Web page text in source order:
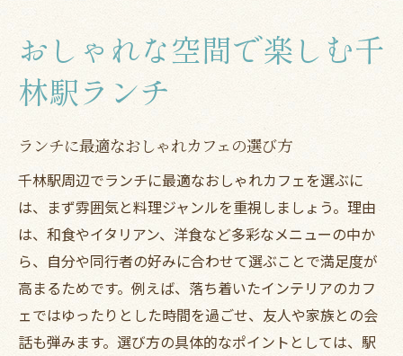
おしゃれな空間で楽しむ千
林駅ランチ
ランチに最適なおしゃれカフェの選び方
千林駅周辺でランチに最適なおしゃれカフェを選ぶに
は、まず雰囲気と料理ジャンルを重視しましょう。理由
は、和食やイタリアン、洋食など多彩なメニューの中か
ら、自分や同行者の好みに合わせて選ぶことで満足度が
高まるためです。例えば、落ち着いたインテリアのカフ
ェではゆったりとした時間を過ごせ、友人や家族との会
話も弾みます。選び方の具体的なポイントとしては、駅